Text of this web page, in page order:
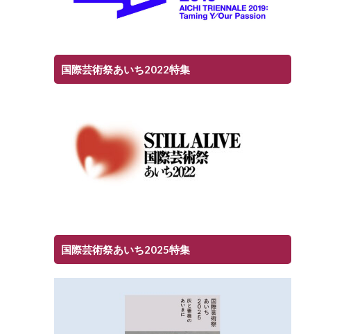
国際芸術祭あいち2022特集
国際芸術祭あいち2025特集